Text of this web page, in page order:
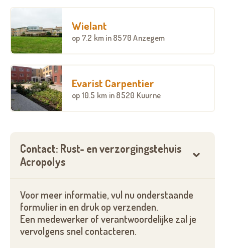
Wielant
op 7.2 km in 8570 Anzegem
Evarist Carpentier
op 10.5 km in 8520 Kuurne
Contact: Rust- en verzorgingstehuis
Acropolys
Voor meer informatie, vul nu onderstaande
formulier in en druk op verzenden.
Een medewerker of verantwoordelijke zal je
vervolgens snel contacteren.